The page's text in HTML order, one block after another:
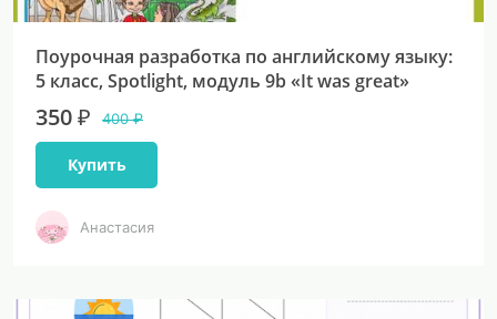
Поурочная разработка по английскому языку:
5 класс, Spotlight, модуль 9b «It was great»
350 ₽ 400 ₽
Купить
Анастасия